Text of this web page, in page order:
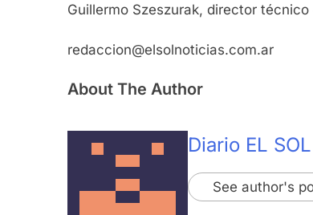
Guillermo Szeszurak, director técnico
redaccion@elsolnoticias.com.ar
About The Author
Diario EL SOL
See author's